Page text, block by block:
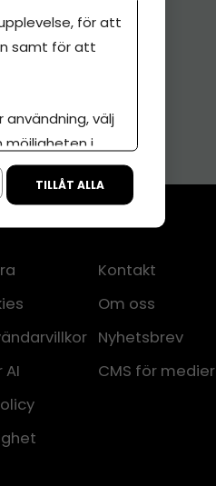
AI
Kontakt
Om oss
Nyhetsbrev
CMS för medier
för att
samt för att
användning, välj
möjligheten i
TILLÅT ALLA